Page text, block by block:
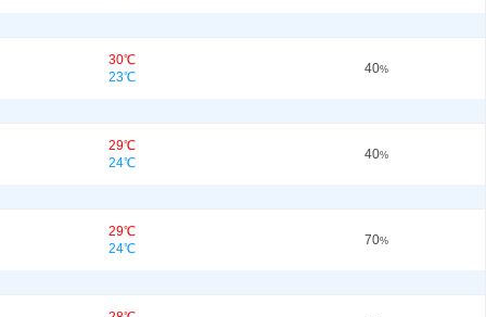
30℃
23℃
40%
29℃
24℃
40%
29℃
24℃
70%